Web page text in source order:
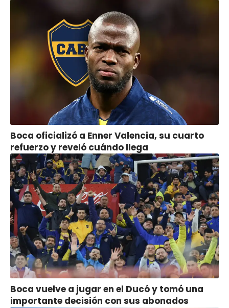
Boca oficializó a Enner Valencia, su cuarto
refuerzo y reveló cuándo llega
Boca vuelve a jugar en el Ducó y tomó una
importante decisión con sus abonados